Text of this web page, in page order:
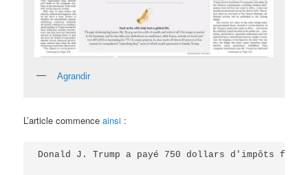
Agrandir
L’article commenceainsi :
Donald J. Trump a payé 750 dollars d'impôts